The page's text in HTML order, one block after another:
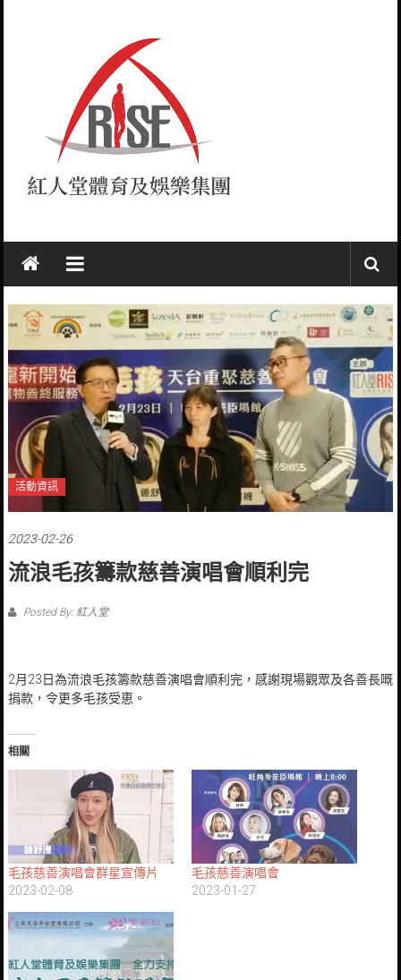
紅
人
堂
RISE
活動資訊
2023-02-26
流浪毛孩籌款慈善演唱會順利完
Posted By: 紅人堂
2月23日為流浪毛孩籌款慈善演唱會順利完，感謝現場觀眾及各善長嘅
捐款，令更多毛孩受恵。
相關
毛孩慈善演唱會群星宣傳片
2023-02-08
毛孩慈善演唱會
2023-01-27